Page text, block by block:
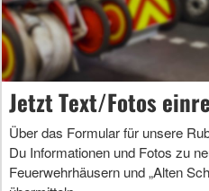
Jetzt Text/Fotos
Über das Formular für unsere
Du Informationen und Fotos zu
Feuerwehrhäusern und „Alten